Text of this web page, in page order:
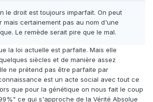
le droit est toujours imparfait. On peut
mais certainement pas au nom d'une
Le remède serait pire que le mal.
la loi actuelle est parfaite. Mais elle
siècles et de manière assez
ne prétend pas être parfaite par
est un acte social avec tout ce
que pour la génétique on nous fait le coup
ce qui s'approche de la Vérité Absolue